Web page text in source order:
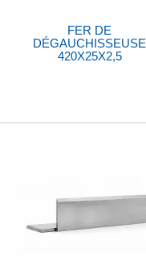
FER DE
DÉGAUCHISSEUSE
420X25X2,5